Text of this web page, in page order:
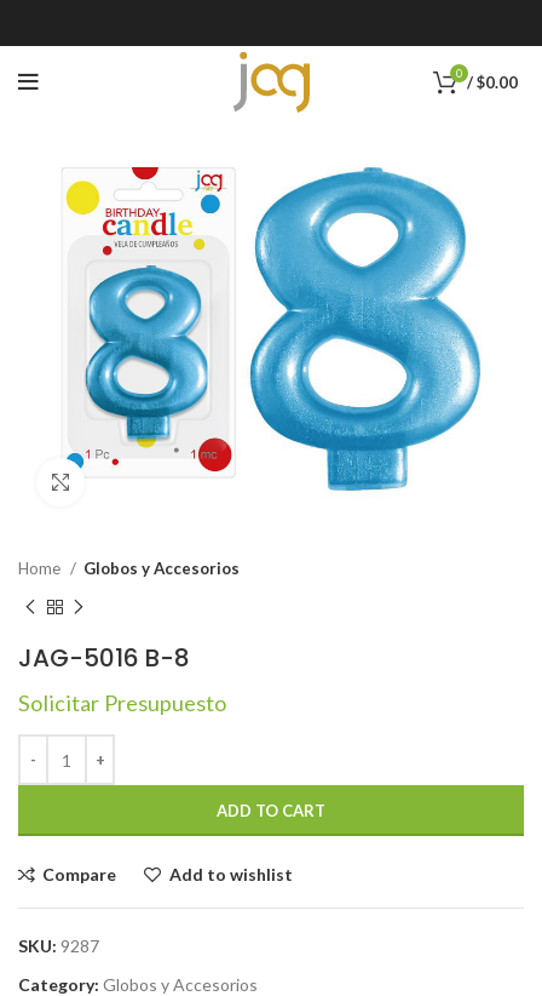
0 /$0.00
Home Globos y Accesorios
JAG-5016 B-8
Solicitar Presupuesto
ADD TO CART
Compare Add to wishlist
SKU: 9287
Category: Globos y Accesorios